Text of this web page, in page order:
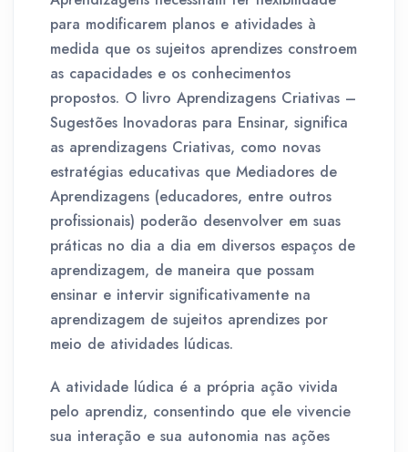
para modificarem planos e atividades à
medida que os sujeitos aprendizes constroem
as capacidades e os conhecimentos
propostos. O livro Aprendizagens Criativas –
Sugestões Inovadoras para Ensinar, significa
as aprendizagens Criativas, como novas
estratégias educativas que Mediadores de
Aprendizagens (educadores, entre outros
profissionais) poderão desenvolver em suas
práticas no dia a dia em diversos espaços de
aprendizagem, de maneira que possam
ensinar e intervir significativamente na
aprendizagem de sujeitos aprendizes por
meio de atividades lúdicas.
A atividade lúdica é a própria ação vivida
pelo aprendiz, consentindo que ele vivencie
sua interação e sua autonomia nas ações